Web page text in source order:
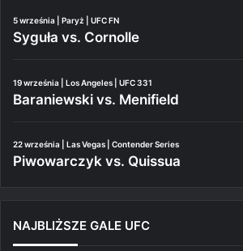
5 września | Paryż | UFC FN
Syguła vs. Cornolle
19 września | Los Angeles | UFC 331
Baraniewski vs. Menifield
22 września | Las Vegas | Contender Series
Piwowarczyk vs. Quissua
NAJBLIŻSZE GALE UFC